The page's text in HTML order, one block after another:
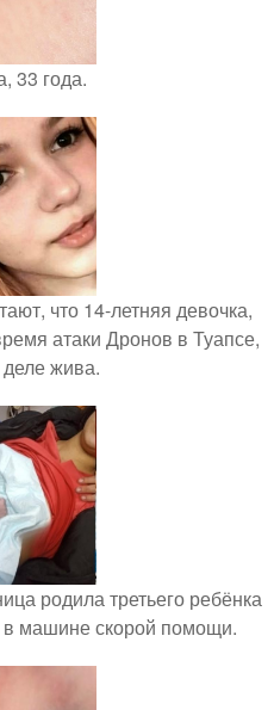
33 года.
что 14-летняя девочка,
атаки Дронов в Туапсе,
жива.
родила третьего ребёнка
машине скорой помощи.